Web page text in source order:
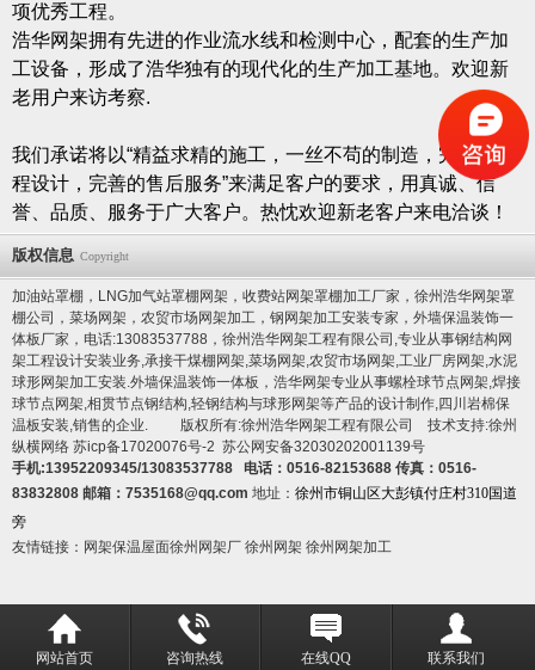
项优秀工程。
浩华网架拥有先进的作业流水线和检测中心，配套的生产加
工设备，形成了浩华独有的现代化的生产加工基地。欢迎新
老用户来访考察.
我们承诺将以“精益求精的施工，一丝不苟的制造，完美的工
程设计，完善的售后服务”来满足客户的要求，用真诚、信
誉、品质、服务于广大客户。热忱欢迎新老客户来电洽谈！
版权信息 Copyright
加油站罩棚，LNG加气站罩棚网架，收费站网架罩棚加工厂家，徐州浩华网架罩
棚公司，菜场网架，农贸市场网架加工，钢网架加工安装专家， 外墙保温装饰一
体板厂家 ，电话:13083537788，徐州浩华网架工程有限公司,专业从事钢结构网
架工程设计安装业务,承接干煤棚网架,菜场网架,农贸市场网架,工业厂房网架,水泥
球形网架加工安装.外墙保温装饰一体板 ，浩华网架专业从事螺栓球节点网架,焊接
球节点网架,相贯节点钢结构,轻钢结构与球形网架等产品的设计制作,四川岩棉保
温板安装,销售的企业. 版权所有:徐州浩华网架工程有限公司 技术支持:徐州
纵横网络 苏icp备17020076号-2 苏公网安备32030202001139号
手机:13952209345/13083537788 电话：0516-82153688 传真：0516-
83832808 邮箱：7535168@qq.com 地址： 徐州市铜山区大彭镇付庄村310国道
旁
友情链接： 网架保温屋面徐州网架厂 徐州网架 徐州网架加工
网站首页 咨询热线 在线QQ 联系我们